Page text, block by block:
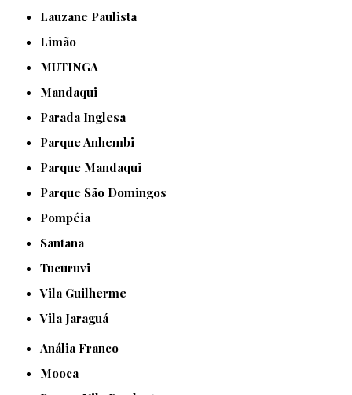
Lauzane Paulista
Limão
MUTINGA
Mandaqui
Parada Inglesa
Parque Anhembi
Parque Mandaqui
Parque São Domingos
Pompéia
Santana
Tucuruvi
Vila Guilherme
Vila Jaraguá
Anália Franco
Mooca